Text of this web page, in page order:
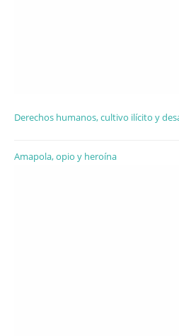
Derechos humanos, cultivo ilícito y
Amapola, opio y heroína